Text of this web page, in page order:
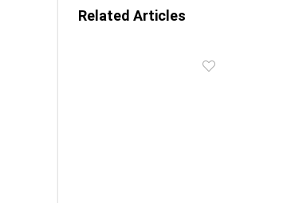
Related Articles